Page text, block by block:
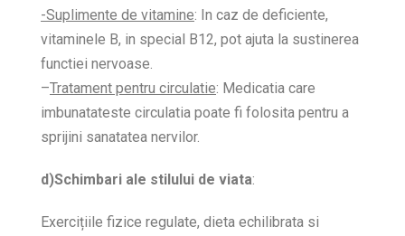
-Suplimente de vitamine: In caz de deficiente,
vitaminele B, in special B12, pot ajuta la sustinerea
functiei nervoase.
–Tratament pentru circulatie: Medicatia care
imbunatateste circulatia poate fi folosita pentru a
sprijini sanatatea nervilor.
d)Schimbari ale stilului de viata:
Exercițiile fizice regulate, dieta echilibrata si